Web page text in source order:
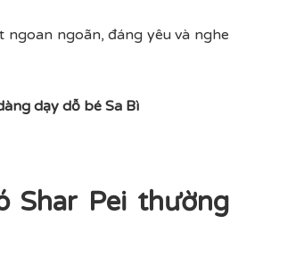
ngoãn, đáng yêu và nghe
dạy dỗ bé Sa Bì
Shar Pei thường